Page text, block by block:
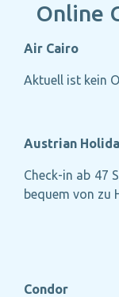
Online
Air Cairo
Aktuell ist kein
Austrian
Check-in ab 47
bequem von zu
Condor